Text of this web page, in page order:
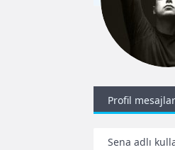
Profil
Sena adlı